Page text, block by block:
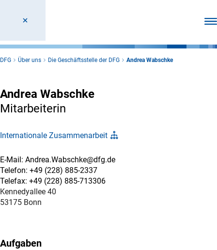
DFG Über uns Die Geschäftsstelle der DFG Andrea Wabschke
Andrea Wabschke
Mitarbeiterin
Internationale Zusammenarbeit
E-Mail: Andrea.Wabschke@dfg.de
Telefon: +49 (228) 885-2337
Telefax: +49 (228) 885-713306
Kennedyallee 40
53175 Bonn
Aufgaben